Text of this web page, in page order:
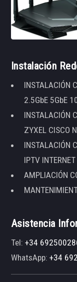
Instalación
INSTALACIÓN
2.5GbE 5GbE
INSTALACIÓN
ZYXEL CISCO
INSTALACIÓN
IPTV INTERNET
AMPLIACIÓN
Asistencia
Tel:+34
WhatsApp:+34